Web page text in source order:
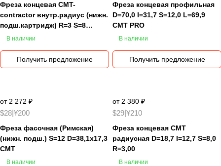
Фреза концевая CMT-
contractor внутр.радиус (нижн.
подш.картридж) R=3 S=8
D=18,7 R=3
В наличии
Получить предложение
Фреза концевая профильная
D=70,0 I=31,7 S=12,0 L=69,9
CMT PRO
В наличии
Получить предложение
от 2 272 ₽
$28 ¥200
Фреза фасочная (Римская)
(нижн. подш.) S=12 D=38,1x17,3
CMT
В наличии
от 2 380 ₽
$29 ¥210
Фреза концевая CMT
радиусная D=18,7 I=12,7 S=8,0
R=3,00
В наличии